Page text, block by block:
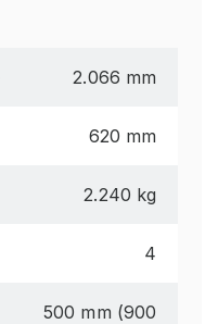
2.066 mm
620 mm
2.240 kg
4
500 mm (900